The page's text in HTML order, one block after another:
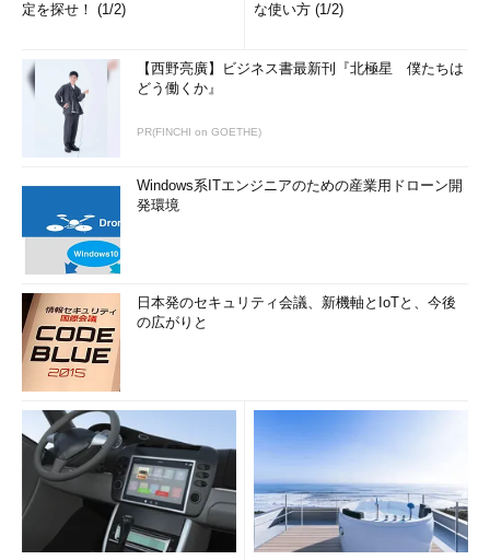
定を探せ！ (1/2)
な使い方 (1/2)
【西野亮廣】ビジネス書最新刊『北極星 僕たちは
どう働くか』
PR(FINCHI on GOETHE)
Windows系ITエンジニアのための産業用ドローン開
発環境
日本発のセキュリティ会議、新機軸とIoTと、今後
の広がりと